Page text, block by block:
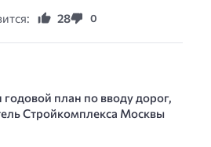
28 0
план по вводу дорог,
Стройкомплекса Москвы